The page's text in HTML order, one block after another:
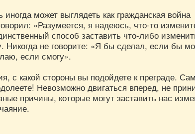
может выглядеть как гражданская война
«Разумеется, я надеюсь, что-то
способ заставить что-либо
Никогда не говорите: «Я бы сделал, если бы
если смогу».
с какой стороны вы подойдете к преграде.
Невозможно двигаться вперед, не
причины, которые могут заставить нас